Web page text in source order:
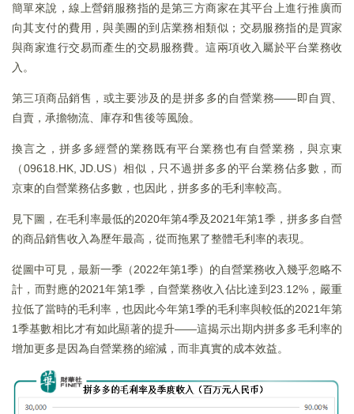
簡單來說，線上營銷服務指的是第三方商家在其平台上進行推廣而
向其支付的費用，與美團的到店業務相類似；交易服務指的是買家
與商家進行交易而產生的交易服務費。這兩項收入屬於平台業務收
入。
第三項商品銷售，或主要涉及的是拼多多的自營業務——即自買、
自賣，承擔物流、庫存和售後等風險。
換言之，拼多多經營的業務既有平台業務也有自營業務，與京東
（09618.HK, JD.US）相似，只不過拼多多的平台業務佔多數，而
京東的自營業務佔多數，也因此，拼多多的毛利率較高。
見下圖，在毛利率最低的2020年第4季及2021年第1季，拼多多自營
的商品銷售收入為歷年最高，從而拖累了整體毛利率的表現。
從圖中可見，最新一季（2022年第1季）的自營業務收入幾乎忽略不
計，而對應的2021年第1季，自營業務收入佔比達到23.12%，嚴重
拉低了當時的毛利率，也因此今年第1季的毛利率與較低的2021年第
1季基數相比才有如此顯著的提升——這揭示出期内拼多多毛利率的
增加更多是因為自營業務的縮減，而非真實的成本效益。